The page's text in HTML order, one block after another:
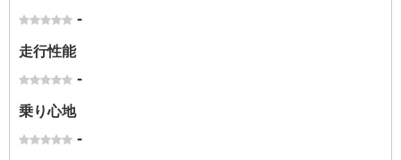
-
走行性能
-
乗り心地
-